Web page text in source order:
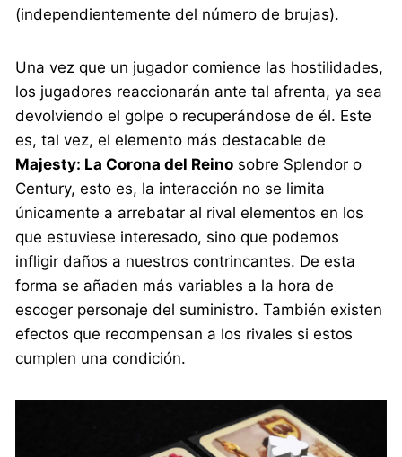
(independientemente del número de brujas).
Una vez que un jugador comience las hostilidades,
los jugadores reaccionarán ante tal afrenta, ya sea
devolviendo el golpe o recuperándose de él. Este
es, tal vez, el elemento más destacable de
Majesty: La Corona del Reino sobre Splendor o
Century, esto es, la interacción no se limita
únicamente a arrebatar al rival elementos en los
que estuviese interesado, sino que podemos
infligir daños a nuestros contrincantes. De esta
forma se añaden más variables a la hora de
escoger personaje del suministro. También existen
efectos que recompensan a los rivales si estos
cumplen una condición.